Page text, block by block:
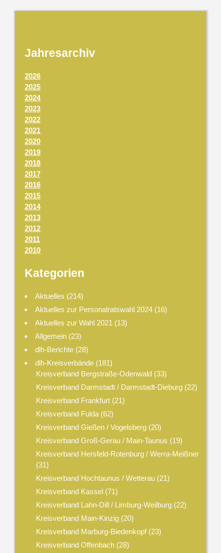
Jahresarchiv
2026
2025
2024
2023
2022
2021
2020
2019
2018
2017
2016
2015
2014
2013
2012
2011
2010
Kategorien
Aktuelles (214)
Aktuelles zur Personalratswahl 2024 (16)
Aktuelles zur Wahl 2021 (13)
Allgemein (23)
dlh-Berichte (28)
dlh-Kreisverbände (181)
Kreisverband Bergstraße-Odenwald(33)
Kreisverband Darmstadt / Darmstadt-Dieburg(22)
Kreisverband Frankfurt(21)
Kreisverband Fulda(62)
Kreisverband Gießen / Vogelsberg(20)
Kreisverband Groß-Gerau / Main-Taunus (19)
Kreisverband Hersfeld-Rotenburg / Werra-Meißner
(31)
Kreisverband Hochtaunus / Wetterau(21)
Kreisverband Kassel(71)
Kreisverband Lahn-Dill / Limburg-Weilburg(22)
Kreisverband Main-Kinzig(20)
Kreisverband Marburg-Biedenkopf(23)
Kreisverband Offenbach(28)